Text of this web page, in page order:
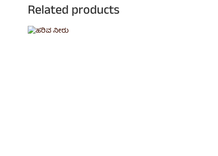
Related products